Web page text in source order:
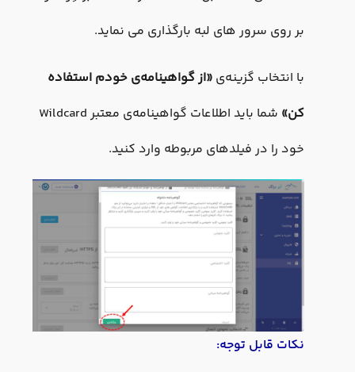
بر روی سرور های لبه بارگذاری می نماید.
با انتخاب گزینه‌ی«از گواهینامه‌ی خودم استفاده
کن»
شما باید اطلاعات گواهینامه‌ی معتبر Wildcard
خود را در فیلدهای مربوطه وارد کنید.
نکات قابل توجه: